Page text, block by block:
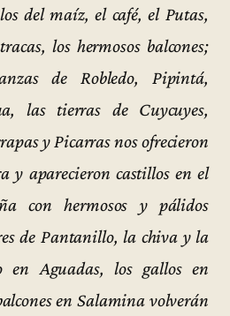
del maíz, el café, el Putas,
los hermosos balcones;
de Robledo, Pipintá,
las tierras de Cuycuyes,
y Picarras nos ofrecieron
y aparecieron castillos en el
con hermosos y pálidos
de Pantanillo, la chiva y la
en Aguadas, los gallos en
en Salamina volverán